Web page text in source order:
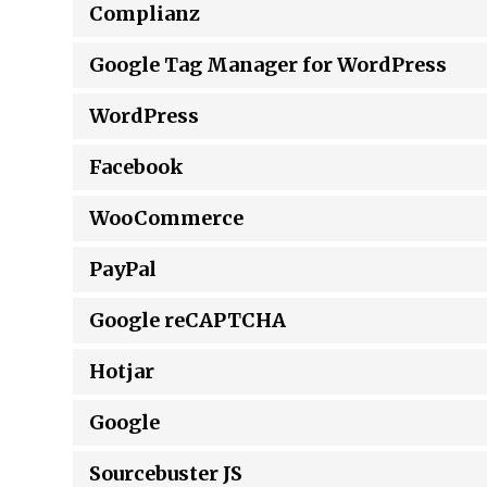
Complianz
Google Tag Manager for WordPress
WordPress
Facebook
WooCommerce
PayPal
Google reCAPTCHA
Hotjar
Google
Sourcebuster JS